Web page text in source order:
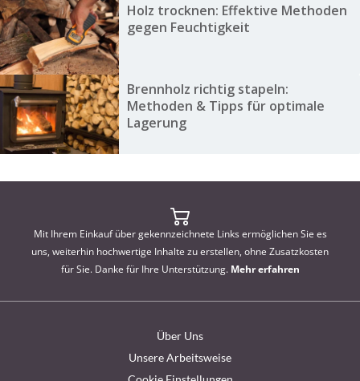
Holz trocknen: Effektive Methoden
gegen Feuchtigkeit
Brennholz richtig stapeln:
Methoden & Tipps für optimale
Lagerung
Mit Ihrem Einkauf über gekennzeichnete Links ermöglichen Sie es
uns, weiterhin hochwertige Inhalte zu erstellen, ohne Zusatzkosten
für Sie. Danke für Ihre Unterstützung. Mehr erfahren
Über Uns
Unsere Arbeitsweise